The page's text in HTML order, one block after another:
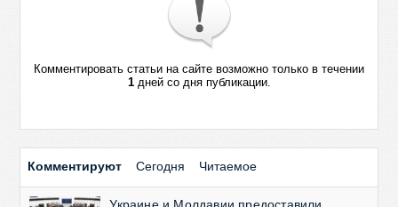
Комментировать статьи на сайте возможно только в течении
1дней со дня публикации.
Комментируют Сегодня Читаемое